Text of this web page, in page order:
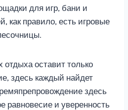
для игр, бани и
как правило, есть игровые
оставит только
здесь каждый найдет
здесь
равновесие и уверенность